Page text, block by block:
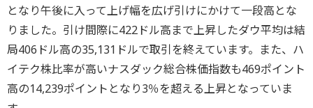
となり午後に入って上げ幅を広げ引けにかけて一段高とな
りました。引け間際に422ドル高まで上昇したダウ平均は結
局406ドル高の35,131ドルで取引を終えています。また、ハ
イテク株比率が高いナスダック総合株価指数も469ポイント
高の14,239ポイントとなり3％を超える上昇となっていま